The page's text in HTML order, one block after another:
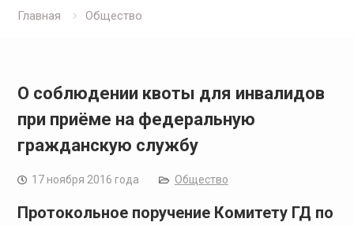
Главная Общество
О соблюдении квоты для инвалидов
при приёме на федеральную
гражданскую службу
17 ноября 2016 года Общество
Протокольное поручение Комитету ГД по